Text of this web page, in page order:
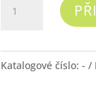
doly
Jílovém
Katalogové číslo: -